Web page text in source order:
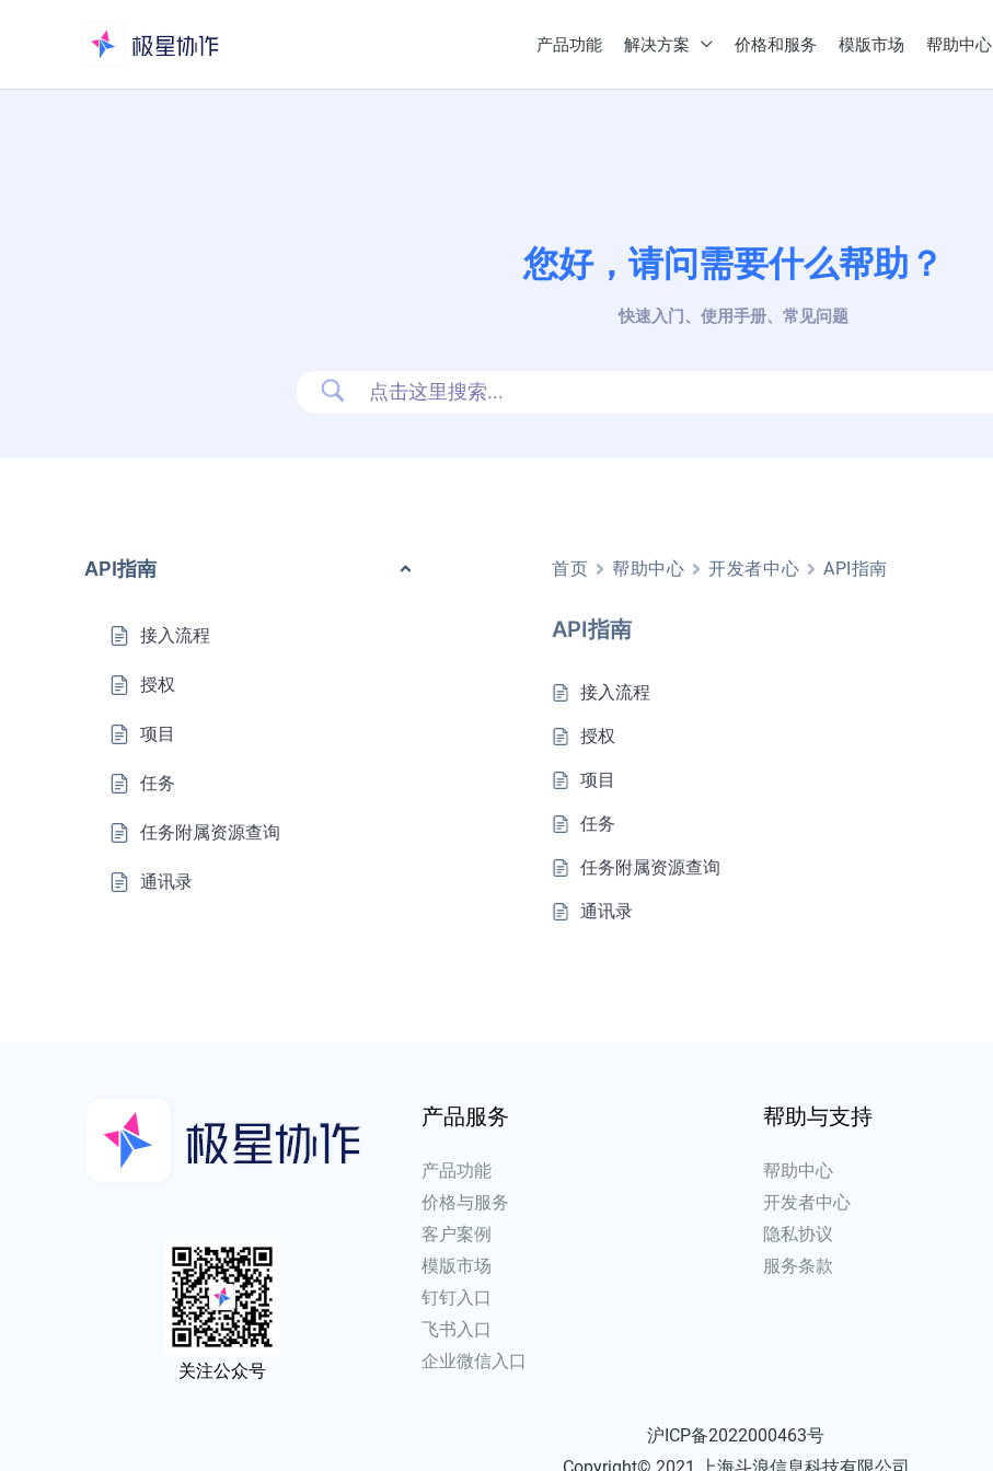
内
产品功能 解决方案 价格和服务 模版市场 帮助中心
您好，请问需要什么帮助？
快速入门、使用手册、常见问题
API指南
接入流程
授权
项目
任务
任务附属资源查询
通讯录
首页 帮助中心 开发者中心 API指南
API指南
接入流程
授权
项目
任务
任务附属资源查询
通讯录
关注公众号
产品服务
产品功能
价格与服务
客户案例
模版市场
钉钉入口
飞书入口
企业微信入口
帮助与支持
帮助中心
开发者中心
隐私协议
服务条款
沪ICP备2022000463号